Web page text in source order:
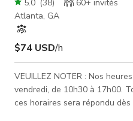
5.0 (38) 60+ invités
Atlanta, GA
$74 USD/h
VEUILLEZ NOTER : Nos heures de bureau sont du lundi au
vendredi, de 10h30 à 17h00.
ces horaires sera répondu